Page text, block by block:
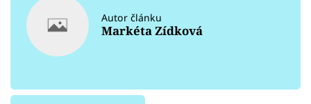
Autor článku
Markéta Zídková